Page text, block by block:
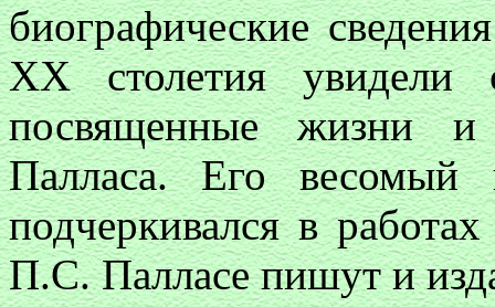
биографические
XX столетия увидели
посвященные жизни и
Палласа. Его весомый
подчеркивался в
П.С. Палласе пишут и